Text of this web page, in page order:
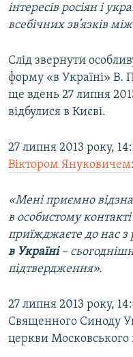
інтересів росіян і
всебічних зв’язків
Слід звернути
форму «в Україні» В.
ще вдень 27 липня
відбулися в Києві.
27 липня 2013 року,
Віктором Януковичем:
«Мені приємно
в особистому
приїжджаєте до нас з
в Україні–
підтвердження».
27 липня 2013 року,
Священного Синоду
церкви Московського